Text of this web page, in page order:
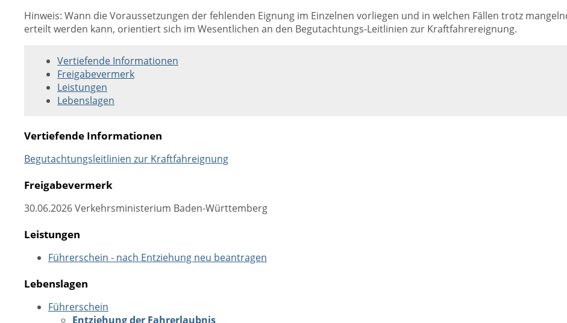
Hinweis: Wann die Voraussetzungen der fehlenden Eignung im Einzelnen vorliegen und in welchen Fällen trotz
erteilt werden kann, orientiert sich im Wesentlichen an den Begutachtungs-Leitlinien zur Kraftfahrereignung.
Vertiefende Informationen
Freigabevermerk
Leistungen
Lebenslagen
Vertiefende Informationen
Begutachtungsleitlinien zur Kraftfahreignung
Freigabevermerk
30.06.2026 Verkehrsministerium Baden-Württemberg
Leistungen
Führerschein - nach Entziehung neu beantragen
Lebenslagen
Führerschein
Entziehung der Fahrerlaubnis